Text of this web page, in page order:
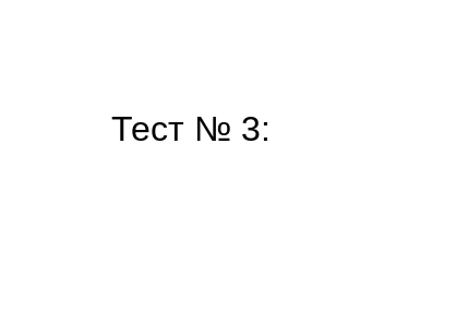
Тест № 3: